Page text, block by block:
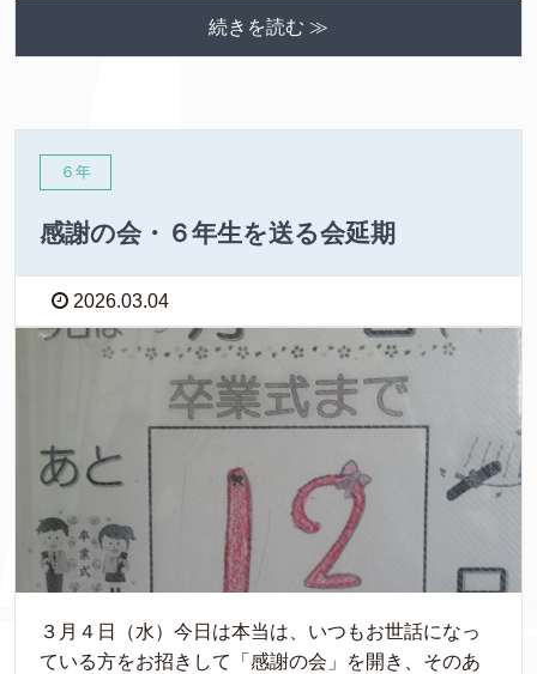
続きを読む ≫
６年
感謝の会・６年生を送る会延期
2026.03.04
３月４日（水）今日は本当は、いつもお世話になっ
ている方をお招きして「感謝の会」を開き、そのあ